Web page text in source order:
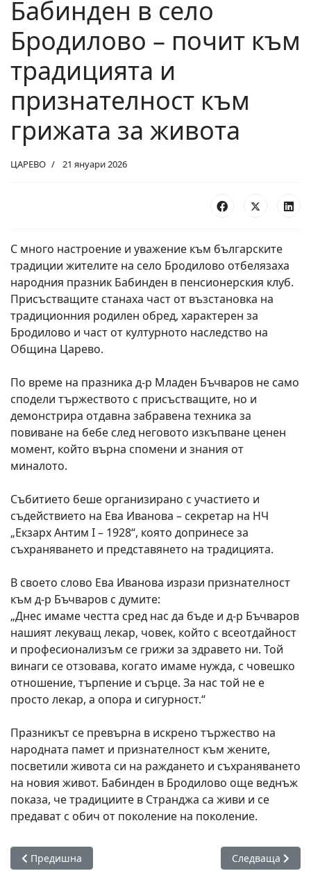
Бабинден в село
Бродилово – почит към
традицията и
признателност към
грижата за живота
ЦАРЕВО 21 януари 2026
С много настроение и уважение към българските
традиции жителите на село Бродилово отбелязаха
народния празник Бабинден в пенсионерския клуб.
Присъстващите станаха част от възстановка на
традиционния родилен обред, характерен за
Бродилово и част от културното наследство на
Община Царево.
По време на празника д-р Младен Бъчваров не само
сподели тържеството с присъстващите, но и
демонстрира отдавна забравена техника за
повиване на бебе след неговото изкъпване ценен
момент, който върна спомени и знания от
миналото.
Събитието беше организирано с участието и
съдействието на Ева Иванова – секретар на НЧ
„Екзарх Антим I – 1928“, която допринесе за
съхраняването и представянето на традицията.
В своето слово Ева Иванова изрази признателност
към д-р Бъчваров с думите:
„Днес имаме честта сред нас да бъде и д-р Бъчваров
нашият лекуващ лекар, човек, който с всеотдайност
и професионализъм се грижи за здравето ни. Той
винаги се отзовава, когато имаме нужда, с човешко
отношение, търпение и сърце. За нас той не е
просто лекар, а опора и сигурност.“
Празникът се превърна в искрено тържество на
народната памет и признателност към жените,
посветили живота си на раждането и съхраняването
на новия живот. Бабинден в Бродилово още веднъж
показа, че традициите в Странджа са живи и се
предават с обич от поколение на поколение.
Предишна статия: Силен интерес предизвика стартът на
Предишна Следваща
Следваща